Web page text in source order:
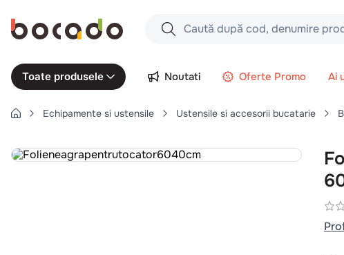
Caută după cod, denumire produs, tip
Căutări populare
3. pui
Toate produsele Noutati Oferte Promo Ai
Echipamente si ustensile Ustensile si accesorii bucatarie